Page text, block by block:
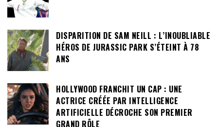
DISPARITION DE SAM NEILL : L’INOUBLIABLE
HÉROS DE JURASSIC PARK S’ÉTEINT À 78
ANS
HOLLYWOOD FRANCHIT UN CAP : UNE
ACTRICE CRÉÉE PAR INTELLIGENCE
ARTIFICIELLE DÉCROCHE SON PREMIER
GRAND RÔLE